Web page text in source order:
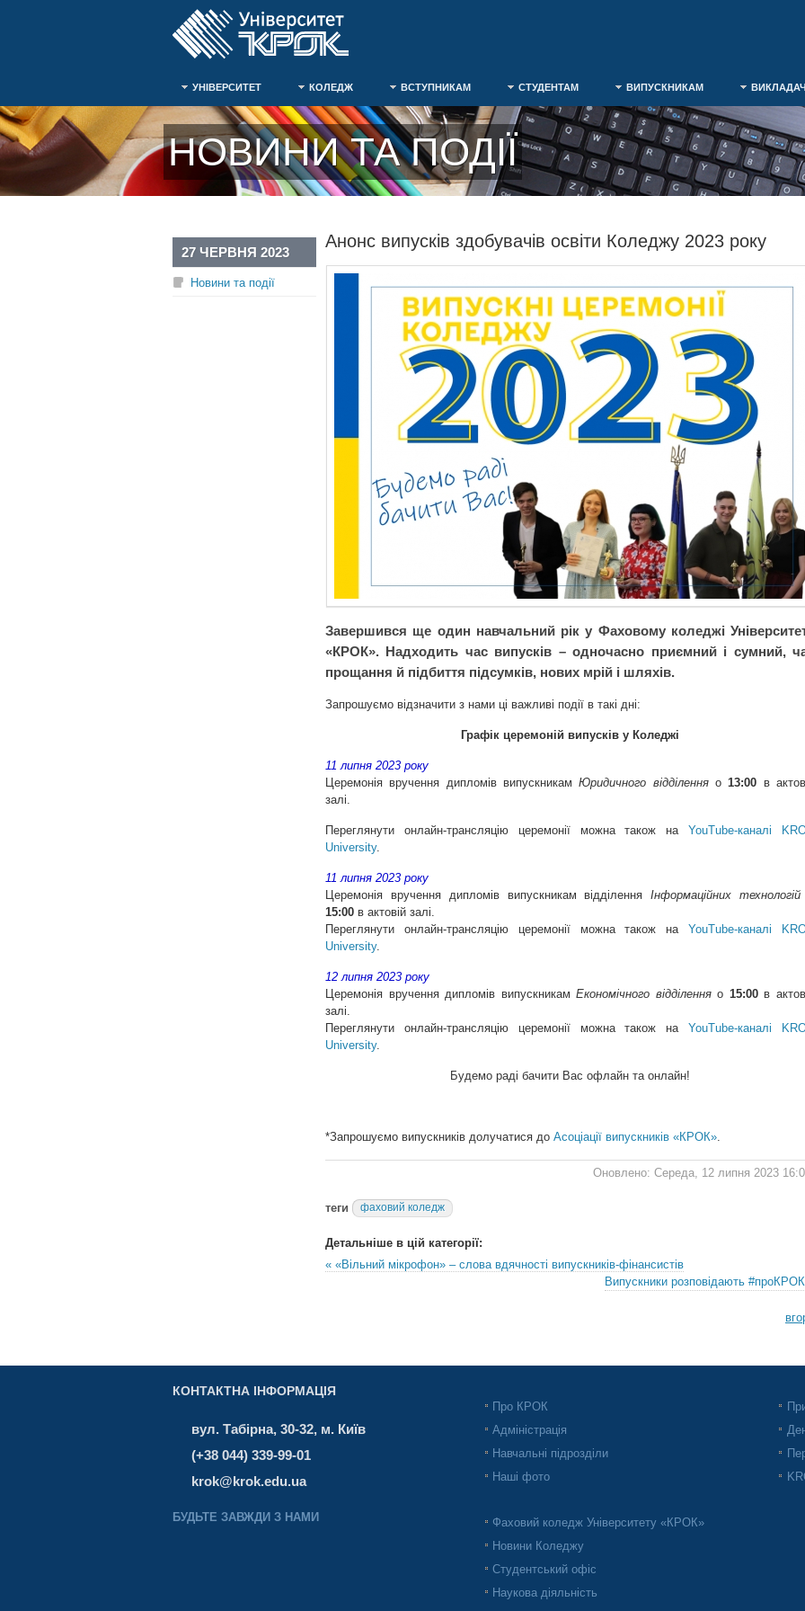
УНІВЕРСИТЕТ КОЛЕДЖ ВСТУПНИКАМ СТУДЕНТАМ ВИПУСКНИКАМ
НОВИНИ ТА ПОДІЇ
Анонс випусків здобувачів освіти Коледжу 2023 року
27 ЧЕРВНЯ 2023
Новини та події
Завершився ще один навчальний рік у Фаховому коледжі
«КРОК». Надходить час випусків – одночасно приємний і сумний,
прощання й підбиття підсумків, нових мрій і шляхів.
Запрошуємо відзначити з нами ці важливі події в такі дні:
Графік церемоній випусків у Коледжі
11 липня 2023 року
Церемонія вручення дипломів випускникамЮридичного відділенняо13:00 в
залі.
Переглянути онлайн-трансляцію церемонії можна також наYouTube-каналі
University.
11 липня 2023 року
Церемонія вручення дипломів випускникам відділення Інформаційних технологій
15:00 в актовій залі.
Переглянути онлайн-трансляцію церемонії можна також наYouTube-каналі
University.
12 липня 2023 року
Церемонія вручення дипломів випускникамЕкономічного відділенняо 15:00 в
залі.
Переглянути онлайн-трансляцію церемонії можна також наYouTube-каналі
University.
Будемо раді бачити Вас офлайн та онлайн!
*Запрошуємо випускників долучатися до Асоціації випускників «КРОК».
Оновлено: Середа, 12 липня 2023
теги фаховий коледж
Детальніше в цій категорії:
« «Вільний мікрофон» – слова вдячності випускників-фінансистів
Випускники розповідають
КОНТАКТНА ІНФОРМАЦІЯ
вул. Табірна, 30-32, м. Київ
(+38 044) 339-99-01
krok@krok.edu.ua
БУДЬТЕ ЗАВЖДИ З НАМИ
Про КРОК
Адміністрація
Навчальні підрозділи
Наші фото
Фаховий коледж Університету «КРОК»
Новини Коледжу
Студентський офіс
Наукова діяльність